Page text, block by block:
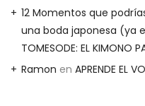
12 Momentos que
una boda japonesa (ya
TOMESODE: EL KIMONO
Ramon en APRENDE EL